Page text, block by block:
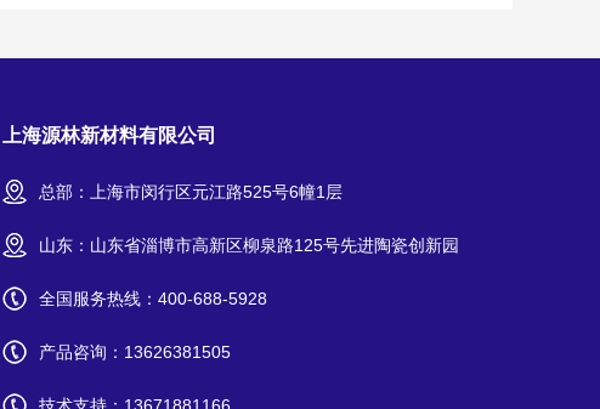
上海源林新材料有限公司
总部：上海市闵行区元江路525号6幢1层
山东：山东省淄博市高新区柳泉路125号先进陶瓷创新园
全国服务热线： 400-688-5928
产品咨询： 13626381505